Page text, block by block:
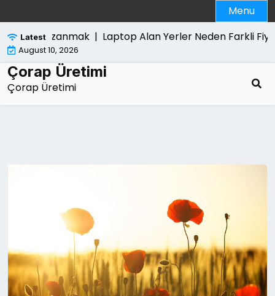
to
content
Menu
Latest
Kazanmak |Laptop Alan Yerler Neden Farkli Fiyat
August 10, 2026
Çorap Üretimi
Çorap Üretimi